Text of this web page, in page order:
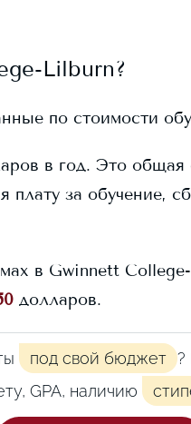
Lilburn?
по стоимости
в год. Это общая
плату за
в Gwinnett
долларов.
под свой бюджет ?
GPA, наличию